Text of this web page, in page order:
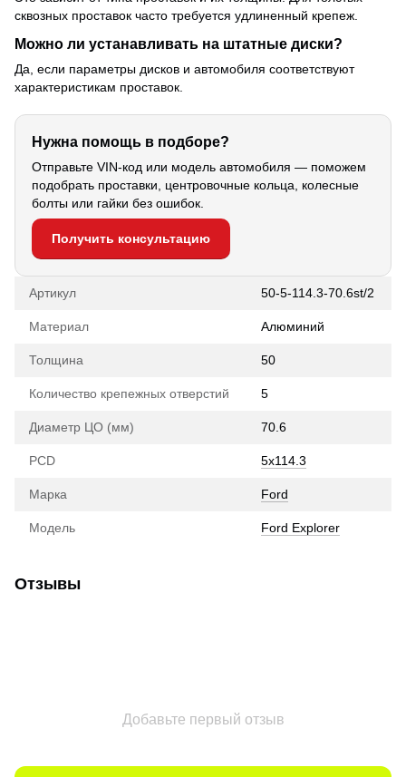
сквозных проставок часто требуется удлиненный крепеж.
Можно ли устанавливать на штатные диски?
Да, если параметры дисков и автомобиля соответствуют
характеристикам проставок.
Нужна помощь в подборе?
Отправьте VIN-код или модель автомобиля — поможем
подобрать проставки, центровочные кольца, колесные
болты или гайки без ошибок.
Получить консультацию
Артикул 50-5-114.3-70.6st/2
Материал Алюминий
Толщина 50
Количество крепежных отверстий 5
Диаметр ЦО (мм) 70.6
PCD 5x114.3
Марка Ford
Модель Ford Explorer
Отзывы
Добавьте первый отзыв